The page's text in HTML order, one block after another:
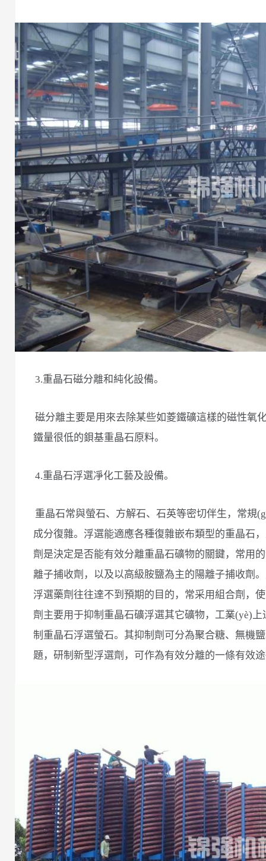
3.重晶石磁分離和純化設備。
磁分離主要是用來去除某些如菱鐵礦這樣的磁性氧
鐵量很低的鋇基重晶石原料。
4.重晶石浮選凈化工藝及設備。
重晶石常與螢石、方解石、石英等密切伴生，常規
成分復雜。浮選能適應各種復雜嵌布類型的重晶石
劑是決定是否能有效分離重晶石礦物的關鍵，常用
離子捕收劑，以及以高級胺鹽為主的陽離子捕收劑
浮選藥劑往往達不到預期的目的，常采用組合劑，
劑主要用于抑制重晶石礦浮選其它礦物，工業(yè)
制重晶石浮選螢石。其抑制劑可分為聚合糖、無機
題，研制新型浮選劑，可作為有效分離的一條有效